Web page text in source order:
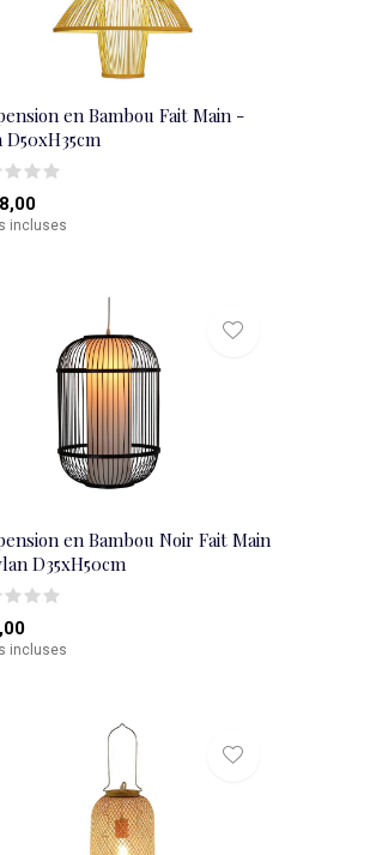
en Bambou Fait Main -
D50xH35cm
incluses
en Bambou Noir Fait Main
D35xH50cm
incluses